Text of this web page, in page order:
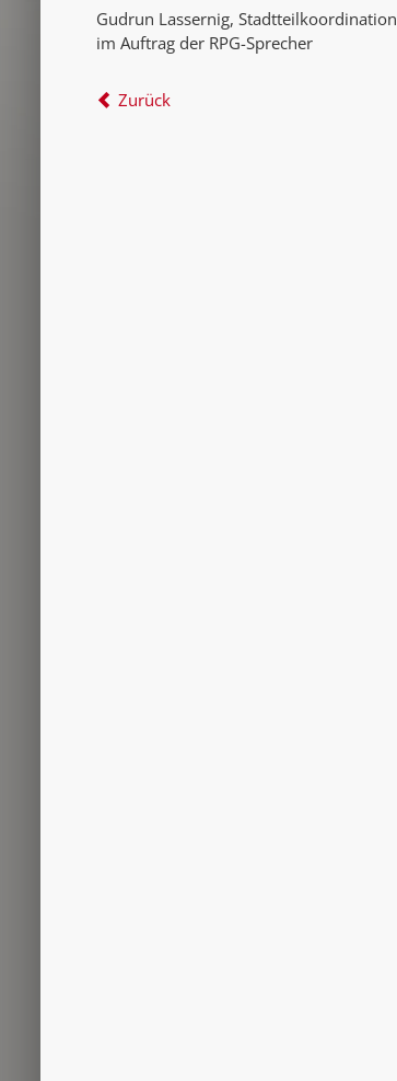
Gudrun Lassernig, Stadtteilkoordination
im Auftrag der RPG-Sprecher
Zurück